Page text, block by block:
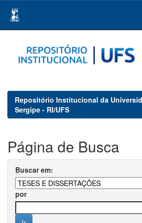
navigation
Repositório Institucional da
Sergipe - RI/UFS
Página de Busca
Buscar em:
por